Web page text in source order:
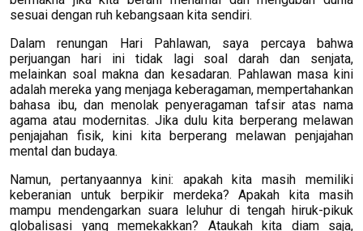
sesuai dengan ruh kebangsaan kita sendiri.
Dalam renungan Hari Pahlawan, saya percaya bahwa
perjuangan hari ini tidak lagi soal darah dan senjata,
melainkan soal makna dan kesadaran. Pahlawan masa kini
adalah mereka yang menjaga keberagaman, mempertahankan
bahasa ibu, dan menolak penyeragaman tafsir atas nama
agama atau modernitas. Jika dulu kita berperang melawan
penjajahan fisik, kini kita berperang melawan penjajahan
mental dan budaya.
Namun, pertanyaannya kini: apakah kita masih memiliki
keberanian untuk berpikir merdeka? Apakah kita masih
mampu mendengarkan suara leluhur di tengah hiruk-pikuk
globalisasi yang memekakkan? Ataukah kita diam saja,